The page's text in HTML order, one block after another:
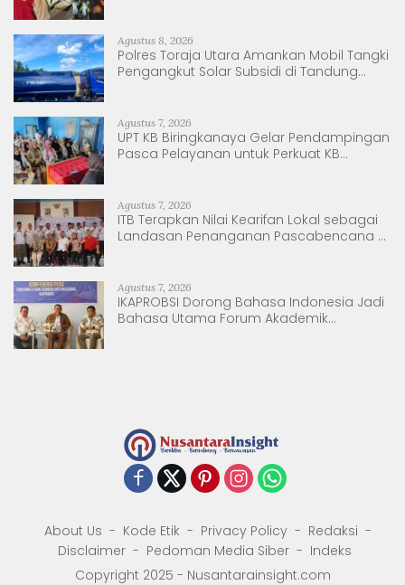
Agustus 8, 2026
Polres Toraja Utara Amankan Mobil Tangki
Pengangkut Solar Subsidi di Tandung
Agustus 7, 2026
UPT KB Biringkanaya Gelar Pendampingan
Pasca Pelayanan untuk Perkuat KB
Agustus 7, 2026
ITB Terapkan Nilai Kearifan Lokal sebagai
Landasan Penanganan Pascabencana di
Agustus 7, 2026
IKAPROBSI Dorong Bahasa Indonesia Jadi
Bahasa Utama Forum Akademik
About Us Kode Etik Privacy Policy
Redaksi
Disclaimer
Pedoman Media Siber
Indeks
Copyright 2025 - Nusantarainsight.com